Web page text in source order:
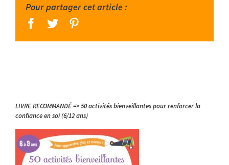
Pour partager cet article :
facebook
twitter
LIVRE RECOMMANDÉ => 50 activités bienveillantes pour renforcer la
confiance en soi (6/12 ans)